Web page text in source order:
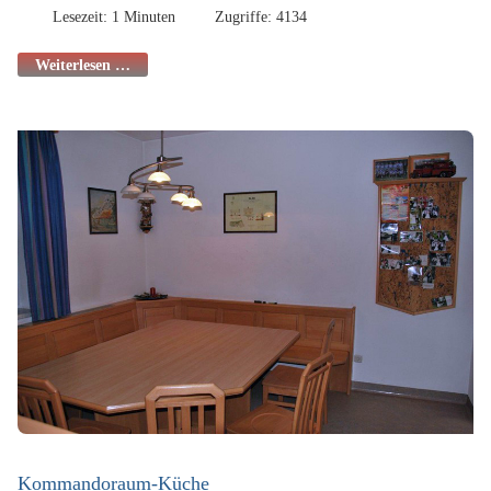
Lesezeit: 1 Minuten Zugriffe: 4134
Weiterlesen …
Kommandoraum-Küche